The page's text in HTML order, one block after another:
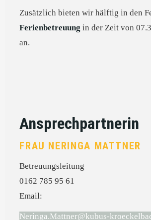
Zusätzlich bieten wir hälftig in den
Ferienbetreuung in der Zeit von
an.
Ansprechpartnerin
FRAU NERINGA MATTNER
Betreuungsleitung
0162 785 95 61
Email:
Neringa.Mattner@kubus-